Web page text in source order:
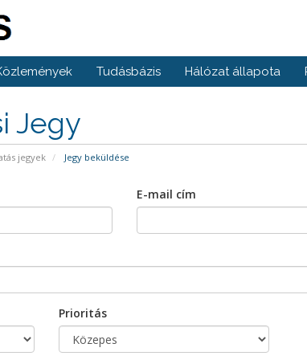
Tudásbázis Hálózat állapota
Jegy
jegyek Jegy beküldése
E-mail cím
Prioritás